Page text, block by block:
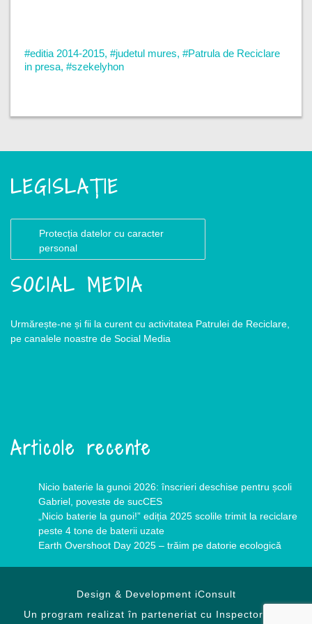
#editia 2014-2015, #judetul mures, #Patrula de Reciclare
in presa, #szekelyhon
LEGISLAȚIE
Protecția datelor cu caracter
personal
SOCIAL MEDIA
Urmărește-ne și fii la curent cu activitatea Patrulei de Reciclare,
pe canalele noastre de Social Media
Articole recente
Nicio baterie la gunoi 2026: înscrieri deschise pentru școli
Gabriel, poveste de sucCES
„Nicio baterie la gunoi!” ediția 2025 scolile trimit la reciclare
peste 4 tone de baterii uzate
Earth Overshoot Day 2025 – trăim pe datorie ecologică
Design & Development iConsult
Un program realizat în parteneriat cu Inspectoratele